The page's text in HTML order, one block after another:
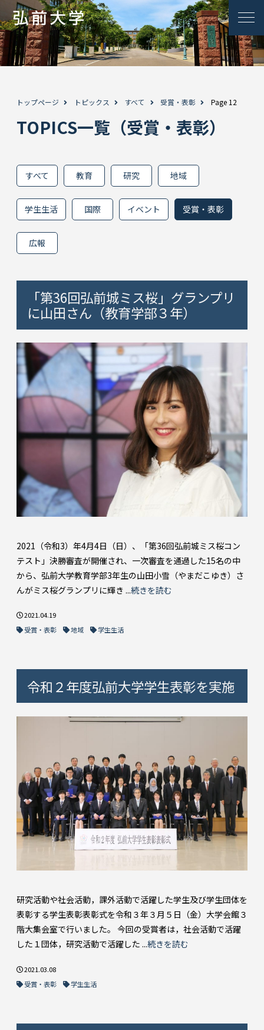
トップページ トピックス すべて 受賞・表彰 Page 12
TOPICS一覧（受賞・表彰）
すべて 教育 研究 地域
学生生活 国際 イベント 受賞・表彰
広報
「第36回弘前城ミス桜」グランプリ
に山田さん（教育学部３年）
2021（令和3）年4月4日（日）、「第36回弘前城ミス桜コン
テスト」決勝審査が開催され、一次審査を通過した15名の中
から、弘前大学教育学部3年生の山田小雪（やまだこゆき）さ
んがミス桜グランプリに輝き ...続きを読む
2021.04.19
受賞・表彰
地域 学生生活
令和２年度弘前大学学生表彰を実施
研究活動や社会活動，課外活動で活躍した学生及び学生団体を
表彰する学生表彰表彰式を令和３年３月５日（金）大学会館３
階大集会室で行いました。 今回の受賞者は，社会活動で活躍
した１団体，研究活動で活躍した ...続きを読む
2021.03.08
受賞・表彰
学生生活